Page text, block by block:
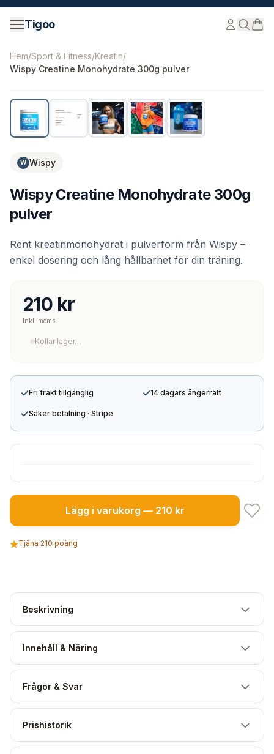
Hoppa till innehåll
Tigoo
©2026Nutri Nordic AB.
Hem/Sport & Fitness/Kreatin/
Wispy Creatine Monohydrate 300g pulver
W Wispy
Wispy Creatine Monohydrate 300g
pulver
Rent kreatinmonohydrat i pulverform från Wispy –
enkel dosering och lång hållbarhet för din träning.
210 kr
Inkl. moms
Kollar lager…
✓Fri frakt tillgänglig ✓14 dagars ångerrätt
✓Säker betalning · Stripe
Lägg i varukorg — 210 kr
Tjäna 210 poäng
Beskrivning
Innehåll & Näring
Frågor & Svar
Prishistorik